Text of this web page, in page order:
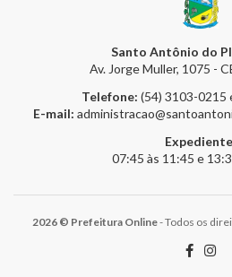
Santo Antônio do
Av. Jorge Muller, 1075 -
Telefone: (54) 3103-0215
E-mail:
07:45 às 11:45 e
2026 © Prefeitura Online- Todos os